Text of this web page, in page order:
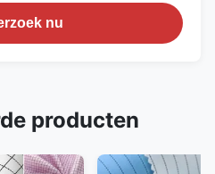
nu
producten